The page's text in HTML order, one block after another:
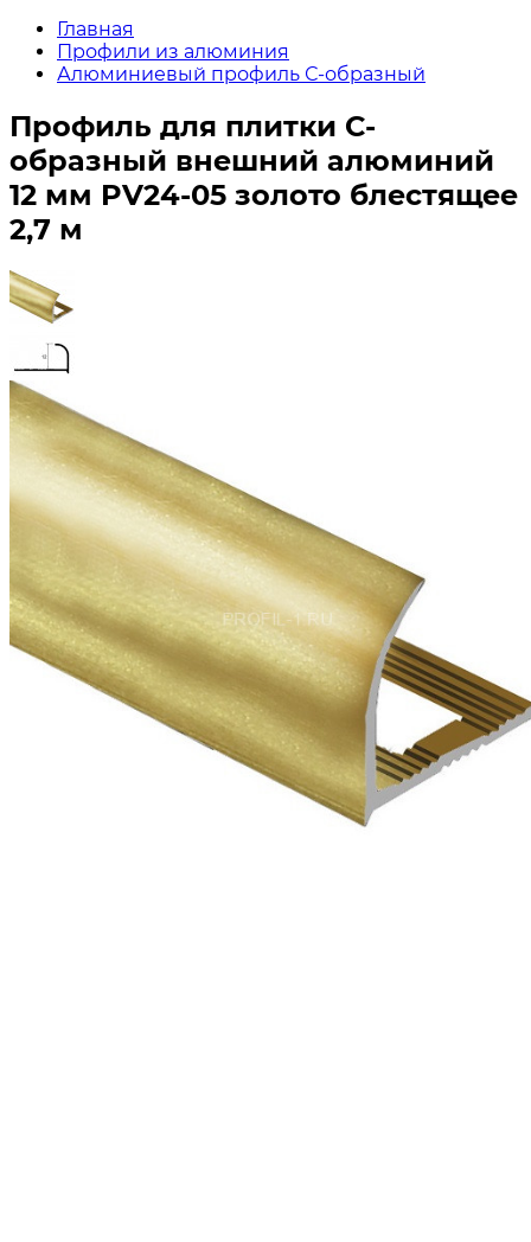
Главная
Профили из алюминия
Алюминиевый профиль С-образный
Профиль для плитки С-
образный внешний алюминий
12 мм PV24-05 золото блестящее
2,7 м